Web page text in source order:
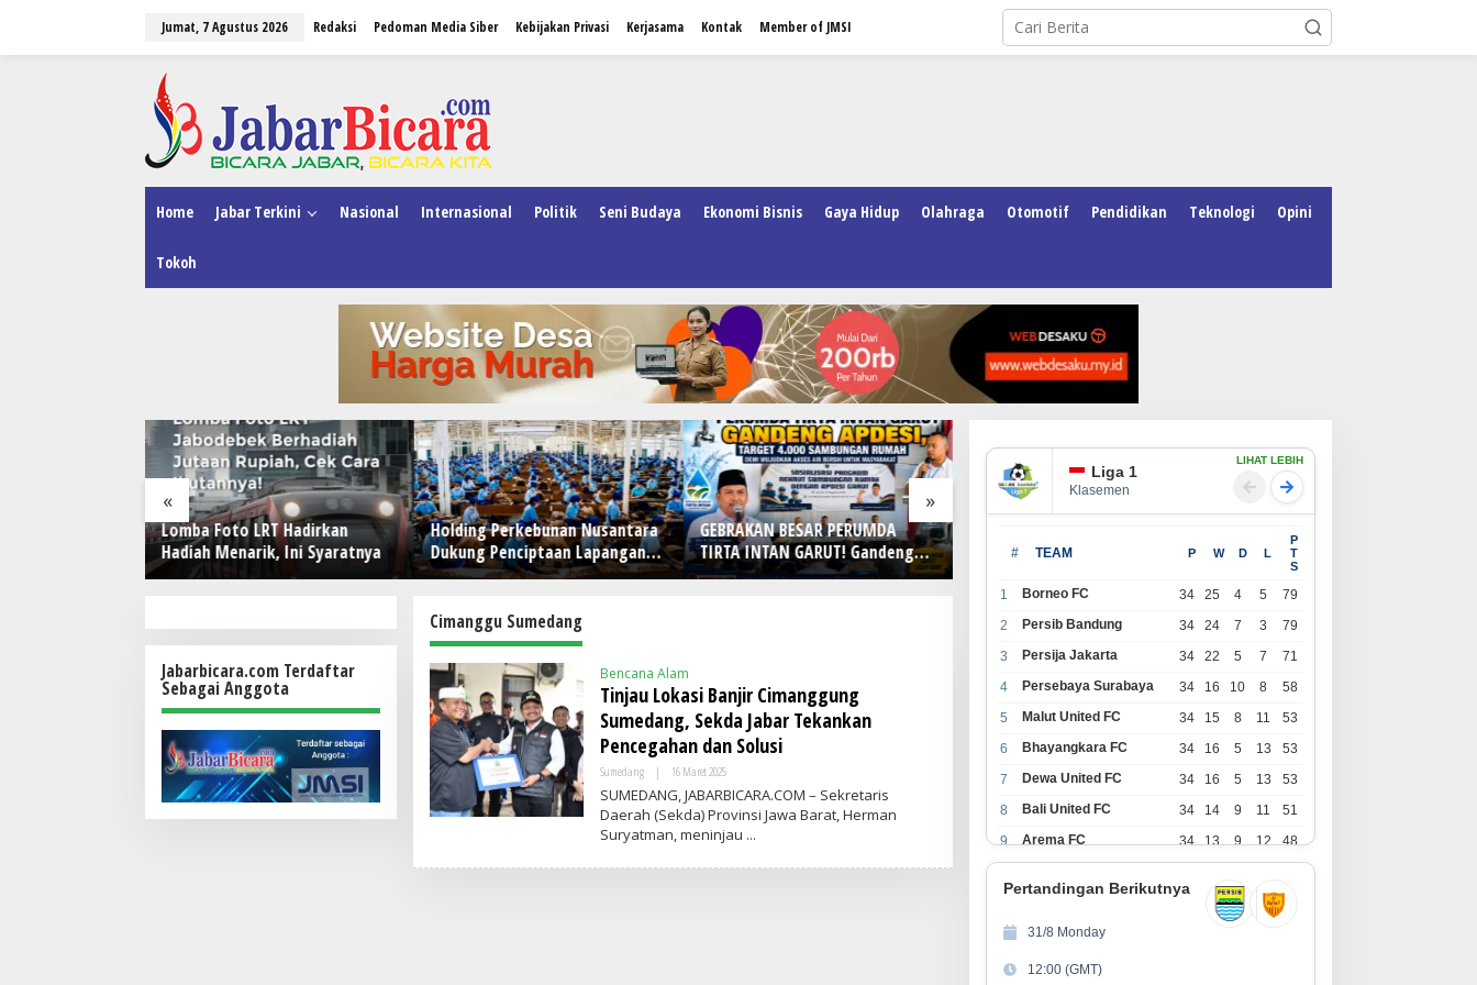
Jumat, 7 Agustus 2026 Redaksi Pedoman Media Siber Kebijakan Privasi Kerjasama Kontak Member of JMSI
Home Jabar Terkini Nasional Internasional Politik Seni Budaya Ekonomi Bisnis Gaya Hidup Olahraga Otomotif Pendidikan Teknologi Opini
Tokoh
« »
Lomba Foto LRT Hadirkan
Hadiah Menarik, Ini Syaratnya
Holding Perkebunan Nusantara
Dukung Penciptaan Lapangan
Kerja, PTPN I Serap 15–20 Ribu
GEBRAKAN BESAR PERUMDA
TIRTA INTAN GARUT! Gandeng
APDESI, Target 4.000
Dukung Kampus Berbasis
Jadi Mahasiswa Angkatan
Pertama Magister ITSI
PRESTASI MENDUNIA, FASILITAS
MEMPRIHATINKAN! Di Balik
Gemilangnya SMAN 26 Garut,
Lapangan Hoki Rusak, Masjid
Tak Lagi Mampu Tampung
Ikut Jadi Sorotan
Jabarbicara.com Terdaftar
Sebagai Anggota
Cimanggu Sumedang
Bencana Alam
Tinjau Lokasi Banjir Cimanggung
Sumedang, Sekda Jabar Tekankan
Pencegahan dan Solusi
Sumedang | 16 Maret 2025O
L
E
H
A
M
SUMEDANG, JABARBICARA.COM – Sekretaris
Daerah (Sekda) Provinsi Jawa Barat, Herman
Suryatman, meninjau
Liga 1
Klasemen
LIHAT LEBIH
# TEAM P W D L
P
T
S
1 Borneo FC 34 25 4 5
79
2
Persib Bandung 34 24 7 3
79
3
Persija Jakarta 34 22 5 7
71
4
Persebaya Surabaya 34 16 10 8
58
5
Malut United FC 34 15 8 11
53
6
Bhayangkara FC 34 16 5 13
53
7
Dewa United FC 34 16 5 13
53
8
Bali United FC 34 14 9 11
51
9
Arema FC 34 13 9 12
48
0
1
11 12 11
2
Persik Kediri
Pertandingan Berikutnya
31/8 Monday
12:00 (GMT)